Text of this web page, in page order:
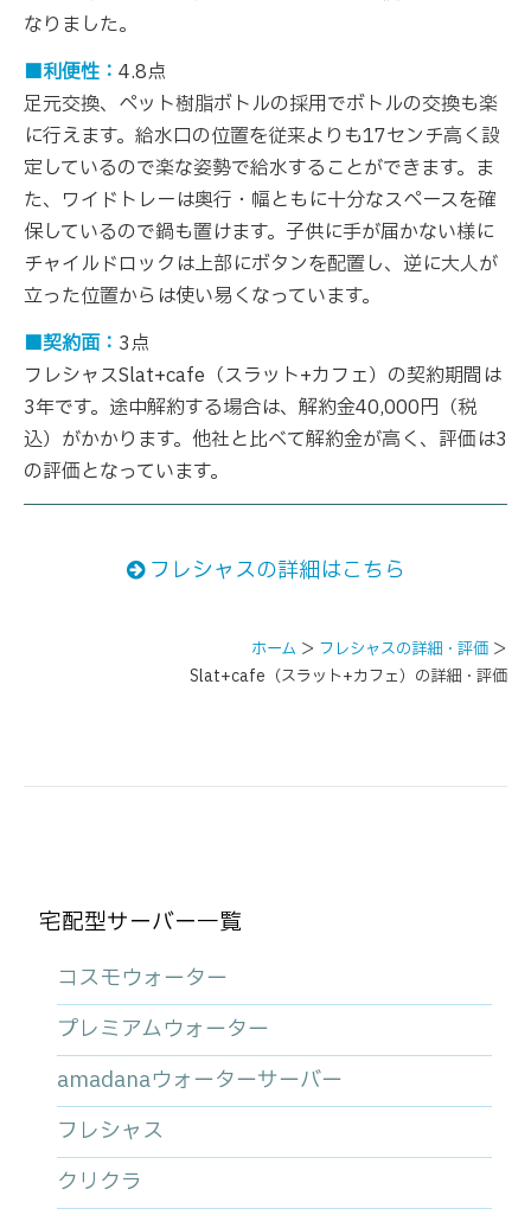
なりました。
■利便性： 4.8点
足元交換、ペット樹脂ボトルの採用でボトルの交換も楽
に行えます。給水口の位置を従来よりも17センチ高く設
定しているので楽な姿勢で給水することができます。ま
た、ワイドトレーは奥行・幅ともに十分なスペースを確
保しているので鍋も置けます。子供に手が届かない様に
チャイルドロックは上部にボタンを配置し、逆に大人が
立った位置からは使い易くなっています。
■契約面： 3点
フレシャスSlat+cafe（スラット+カフェ）の契約期間は
3年です。途中解約する場合は、解約金40,000円（税
込）がかかります。他社と比べて解約金が高く、評価は3
の評価となっています。
フレシャスの詳細はこちら
ホーム ＞ フレシャスの詳細・評価 ＞
Slat+cafe（スラット+カフェ）の詳細・評価
宅配型サーバー一覧
コスモウォーター
プレミアムウォーター
amadanaウォーターサーバー
フレシャス
クリクラ